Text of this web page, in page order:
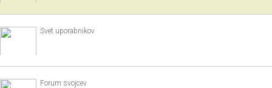
Svet uporabnikov
Forum svojcev